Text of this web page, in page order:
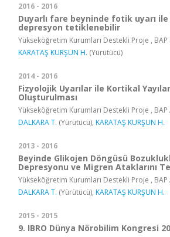
2016 - 2016
Duyarlı fare beyninde fotik uyarı
depresyon tetiklenebilir
Yükseköğretim Kurumları Destekli Proje ,
KARATAŞ KURŞUN H. (Yürütücü)
2014 - 2016
Fizyolojik Uyarılar ile Kortikal
Oluşturulması
Yükseköğretim Kurumları Destekli Proje ,
DALKARA T. (Yürütücü), KARATAŞ KURŞUN H.
2013 - 2016
Beyinde Glikojen Döngüsü
Depresyonu ve Migren Ataklarını
Yükseköğretim Kurumları Destekli Proje ,
DALKARA T. (Yürütücü), KARATAŞ KURŞUN H.
2015 - 2015
9. IBRO Dünya Nörobilim Kongresi